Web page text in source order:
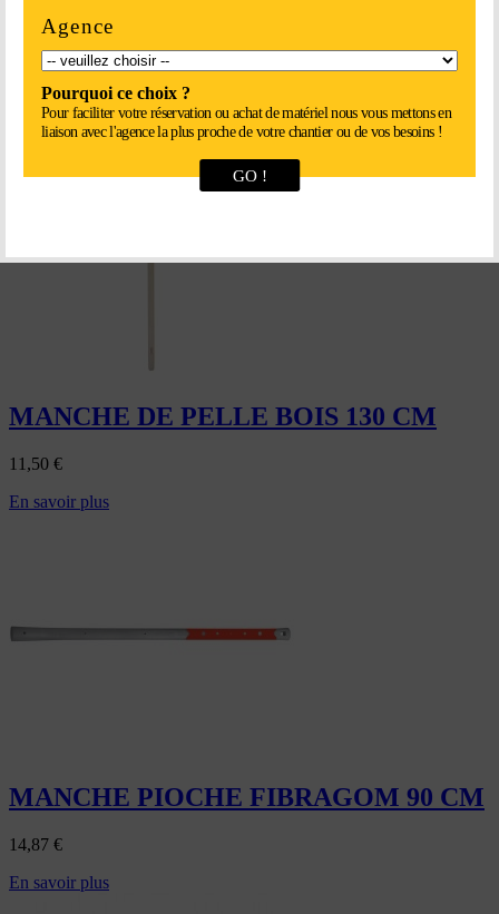
Agence
Pourquoi ce choix ?
Pour faciliter votre réservation ou achat de matériel nous vous mettons en
liaison avec l'agence la plus proche de votre chantier ou de vos besoins !
GO !
MANCHE DE PELLE FIBRAPLAST
En savoir plus
MANCHE DE PELLE BOIS 130 CM
11,50 €
En savoir plus
MANCHE PIOCHE FIBRAGOM 90 CM
14,87 €
En savoir plus